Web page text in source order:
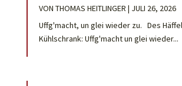
VON THOMAS HEITLINGER | JULI 26, 2026
Uffg'macht, un glei wieder zu. Des
Kühlschrank: Uffg'macht un glei wieder...